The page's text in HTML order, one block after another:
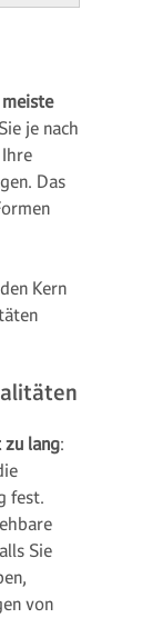
meiste
je nach
Das
Kern
lang:
fest.
Sie
von